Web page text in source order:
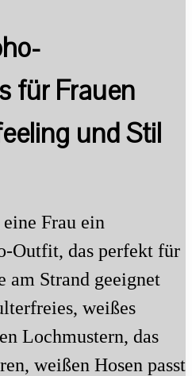
für Frauen
und Stil
Frau ein
Outfit, das perfekt für
am Strand geeignet
weißes
Lochmustern, das
weißen Hosen passt